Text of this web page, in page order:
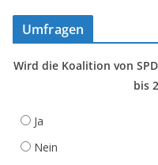
Umfragen
Wird die Koalition von
bis
Ja
Nein